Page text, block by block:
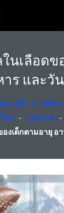
นเลือดข
าร และวั
AI ฟรี – การตีค
อก - บทความ -
งเด็กตามอายุ อ